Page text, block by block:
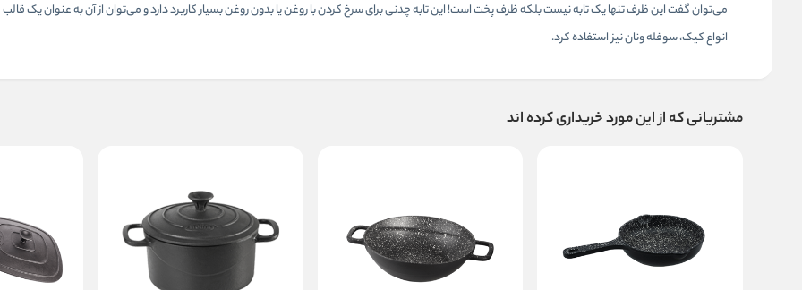
می‌توان گفت این ظرف تنها یک تابه نیست بلکه ظرف پخت است! این تابه چدنی برای سرخ کردن با روغن یا بدون روغن بسیار کاربرد دارد و می‌توان از آن به عنوان یک
انواع کیک، سوفله ونان نیز استفاده کرد.
مشتریانی که از این مورد خریداری کرده اند